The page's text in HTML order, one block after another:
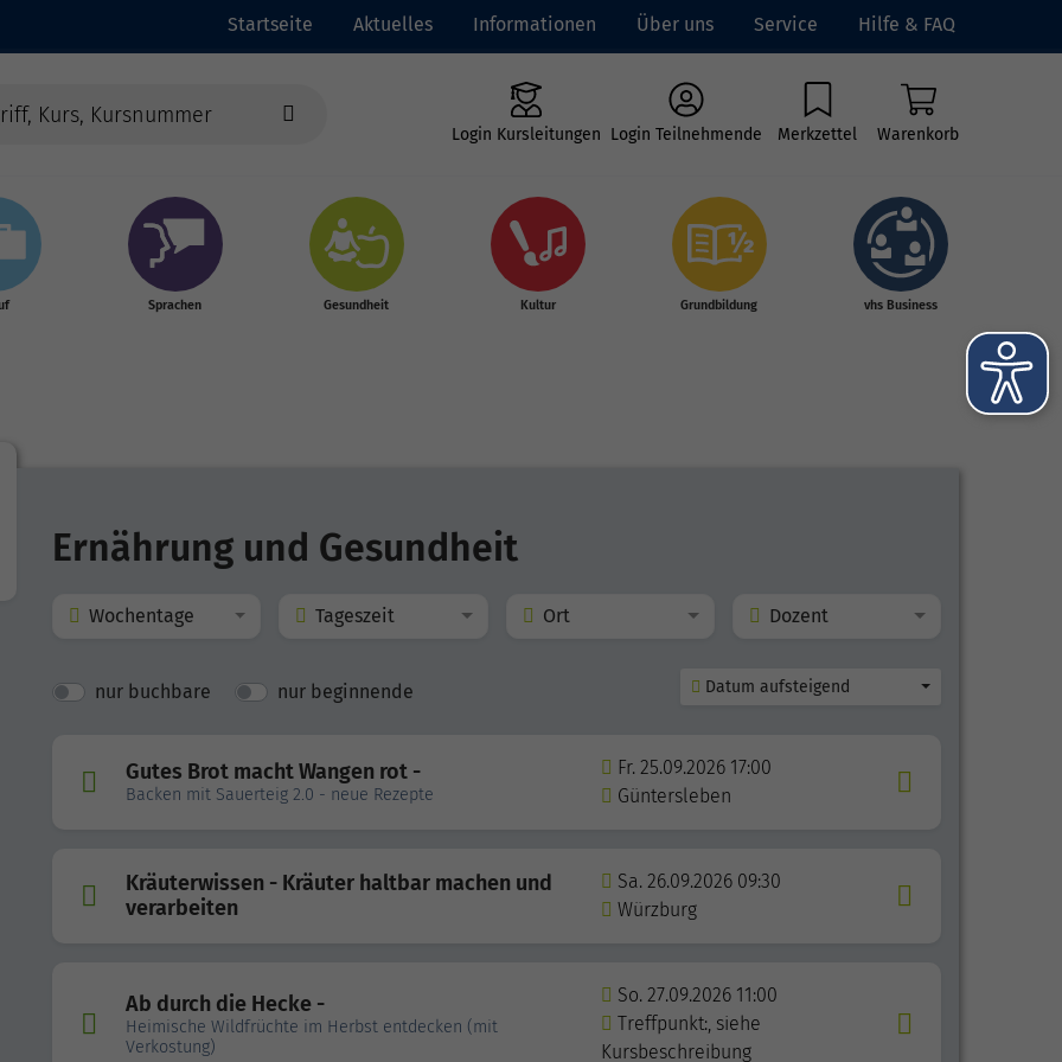
Startseite Aktuelles Informationen Über uns Service Hilfe & FAQ
Login Kursleitungen Login Teilnehmende Merkzettel Warenkorb
Sprachen Gesundheit Kultur Grundbildung vhs Business
Ernährung und Gesundheit
Wochentage Tageszeit Ort Dozent
nur buchbare nur beginnende Datum aufsteigend
Gutes Brot macht Wangen rot -
Backen mit Sauerteig 2.0 - neue Rezepte
Fr. 25.09.2026 17:00
Güntersleben
Kräuterwissen - Kräuter haltbar machen und
verarbeiten
Sa. 26.09.2026 09:30
Würzburg
Ab durch die Hecke -
Heimische Wildfrüchte im Herbst entdecken (mit
Verkostung)
So. 27.09.2026 11:00
Treffpunkt:, siehe
Kursbeschreibung